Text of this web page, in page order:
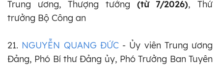
Trung ương, Thượng tướng (từ 7/2026), Thứ
trưởng Bộ Công an
21. NGUYỄN QUANG ĐỨC- Ủy viên Trung ương
Đảng, Phó Bí thư Đảng ủy, Phó Trưởng Ban Tuyên